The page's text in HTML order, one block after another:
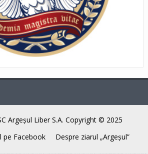
Argeşul Liber S.A. Copyright © 2025
pe Facebook Despre ziarul „Argeşul”